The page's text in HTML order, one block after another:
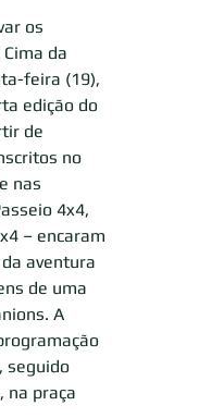
os
da
feira (19),
edição do
de
no
nas
4x4,
– encaram
aventura
de uma
A
seguido
na praça